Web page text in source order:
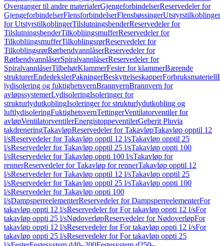
Overganger til andre materialerGjengeforbindelserReservedeler for
GjengeforbindelserFlensforbindelserFlensbøssingerUtstyrstilkoblinger
for UtstyrstilkoblingerTilslutningsbenderReservedeler for
TilslutningsbenderTilkobliingsmufferReservedeler for
TilkobliingsmufferTilkoblingsrørReservedeler for
TilkoblingsrørRørbendvannlåserReservedeler for
RørbendvannlåserSpiralvannlåserReservedeler for
SpiralvannlåserTilbehørKlammerFester for klammerBærende
strukturerEndedekslerPakningerBeskyttelseskapperForbruksmateriell
lydisolering og fuktighetsvernBrannvernBrannvern for
avløpssystemerLydisoleringIsoleringer for
strukturlydutkoblingIsoleringer for strukturlydutkobling og
luftlydisoleringFuktighetsvernTettingerVentilatorventiler for
avløpVentilatorventilerEnergistoppeventilerGeberit Pluvia
takdreneringTakavløpReservedeler for TakavløpTakavløp opptil 12
l/sReservedeler for Takavløp opptil 12 l/sTakavløp opptil 25
l/sReservedeler for Takavløp opptil 25 l/sTakavløp oppti 100
l/sReservedeler for Takavløp oppti 100 l/sTakavløp for
rennerReservedeler for Takavløp for rennerTakavløp opptil 12
l/sReservedeler for Takavløp opptil 12 l/sTakavløp opptil 25
l/sReservedeler for Takavløp opptil 25 l/sTakavløp oppti 100
l/sReservedeler for Takavløp oppti 100
l/sDampsperreelementerReservedeler for DampsperreelementerFor
takavløp oppti 12 l/sReservedeler for For takavløp oppti 12 l/sFor
takavløp oppti 25 l/sNødoverløpReservedeler for NødoverløpFor
takavløp oppti 12 l/sReservedeler for For takavløp oppti 12 l/sFor
takavløp oppti 25 l/sReservedeler for For takavløp oppti 25